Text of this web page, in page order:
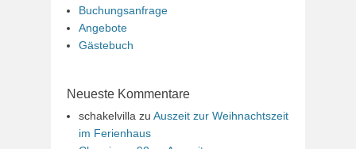
Buchungsanfrage
Angebote
Gästebuch
Neueste Kommentare
schakelvilla zu Auszeit zur Weihnachtszeit
im Ferienhaus